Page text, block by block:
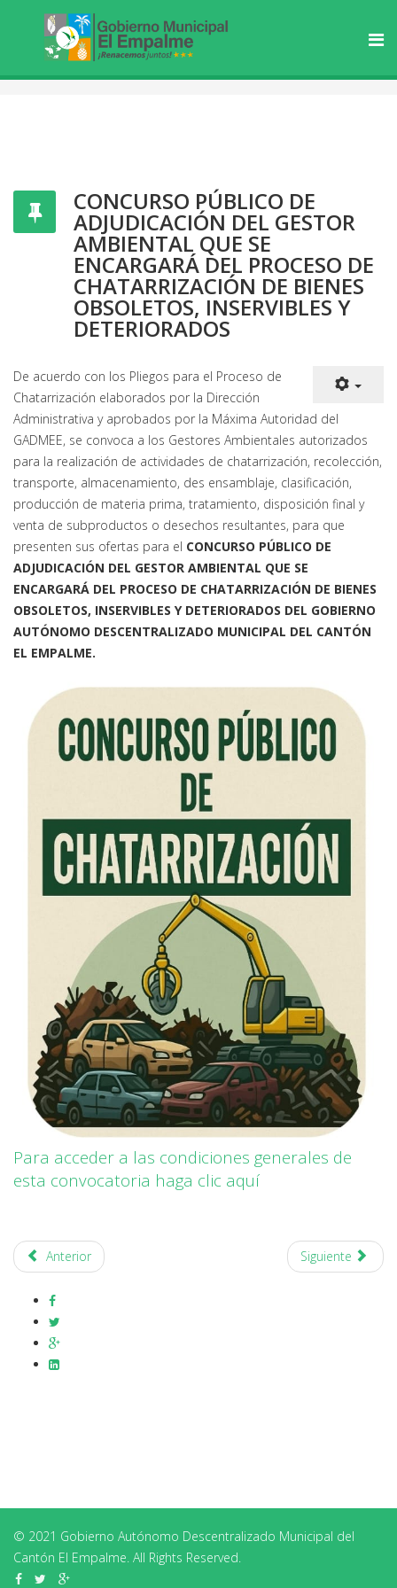
CONCURSO PÚBLICO DE
ADJUDICACIÓN DEL GESTOR
AMBIENTAL QUE SE
ENCARGARÁ DEL PROCESO DE
CHATARRIZACIÓN DE BIENES
OBSOLETOS, INSERVIBLES Y
DETERIORADOS
De acuerdo con los Pliegos para el Proceso de
Chatarrización elaborados por la Dirección
Administrativa y aprobados por la Máxima Autoridad del
GADMEE, se convoca a los Gestores Ambientales autorizados
para la realización de actividades de chatarrización, recolección,
transporte, almacenamiento, des ensamblaje, clasificación,
producción de materia prima, tratamiento, disposición final y
venta de subproductos o desechos resultantes, para que
presenten sus ofertas para el CONCURSO PÚBLICO DE
ADJUDICACIÓN DEL GESTOR AMBIENTAL QUE SE
ENCARGARÁ DEL PROCESO DE CHATARRIZACIÓN DE BIENES
OBSOLETOS, INSERVIBLES Y DETERIORADOS DEL GOBIERNO
AUTÓNOMO DESCENTRALIZADO MUNICIPAL DEL CANTÓN
EL EMPALME.
Para acceder a las condiciones generales de
esta convocatoria haga clic aquí
Anterior Siguiente
© 2021 Gobierno Autónomo Descentralizado Municipal del
Cantón El Empalme. All Rights Reserved.